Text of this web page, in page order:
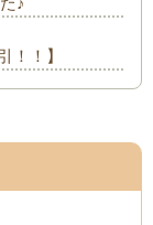
！】